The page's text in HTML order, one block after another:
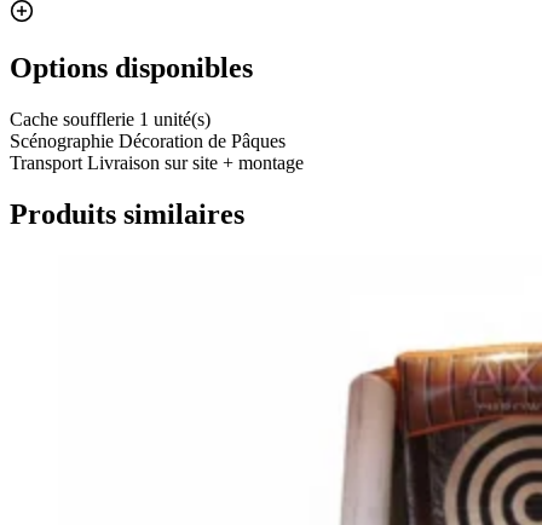
Options disponibles
Cache soufflerie 1 unité(s)
Scénographie Décoration de Pâques
Transport Livraison sur site + montage
Produits similaires